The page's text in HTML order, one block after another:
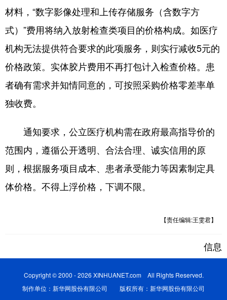
材料，“数字影像处理和上传存储服务（含数字方
式）”费用将纳入放射检查类项目的价格构成。如医疗
机构无法提供符合要求的此项服务，则实行减收5元的
价格政策。实体胶片费用不再打包计入检查价格。患
者确有需求并知情同意的，可按照采购价格零差率单
独收费。
通知要求，公立医疗机构需在政府最高指导价的
范围内，遵循公开透明、合法合理、诚实信用的原
则，根据服务项目成本、患者承受能力等因素制定具
体价格。不得上浮价格，下调不限。
【责任编辑:王雯君】
信息
Copyright © 2000 - 2026 XINHUANET.com All Rights Reserved.
制作单位：新华网股份有限公司 版权所有：新华网股份有限公司